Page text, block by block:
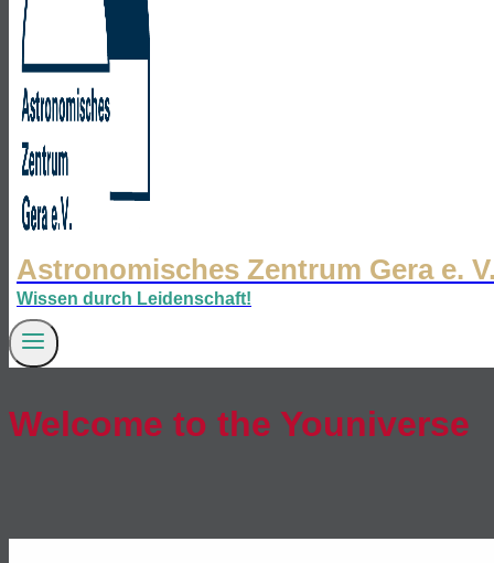
Astronomisches Zentrum Gera e.
Wissen durch Leidenschaft!
Welcome to the Youniverse